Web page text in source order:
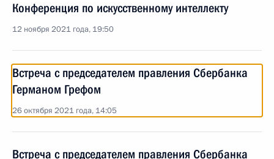
Конференция по искусственному интеллекту
12 ноября 2021 года, 19:50
Встреча с председателем правления Сбербанка
Германом Грефом
26 октября 2021 года, 14:05
Встреча с председателем правления Сбербанка